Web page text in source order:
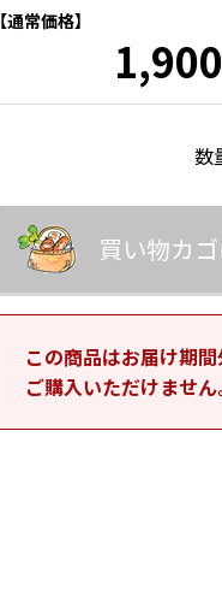
【通常価格】
数
買い物カ
この商品はお届け期間
ご購入いただけません